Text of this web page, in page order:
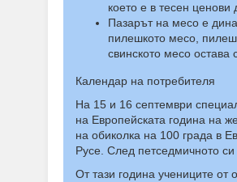
което е в тесен ценови
Пазарът на месо е
пилешкото месо,
свинското месо остава
Календар на потребителя
На 15 и 16 септември
на Европейската година на
на обиколка на 100 града в
Русе. След петседмичното
От тази година учениците от